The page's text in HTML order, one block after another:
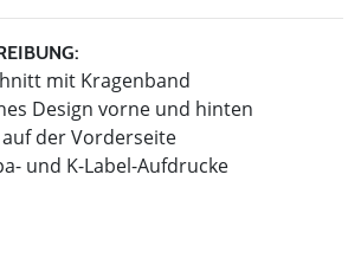
mit Kragenband
Design vorne und hinten
der Vorderseite
und K-Label-Aufdrucke